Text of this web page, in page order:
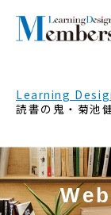
Learning
読書の鬼・菊池